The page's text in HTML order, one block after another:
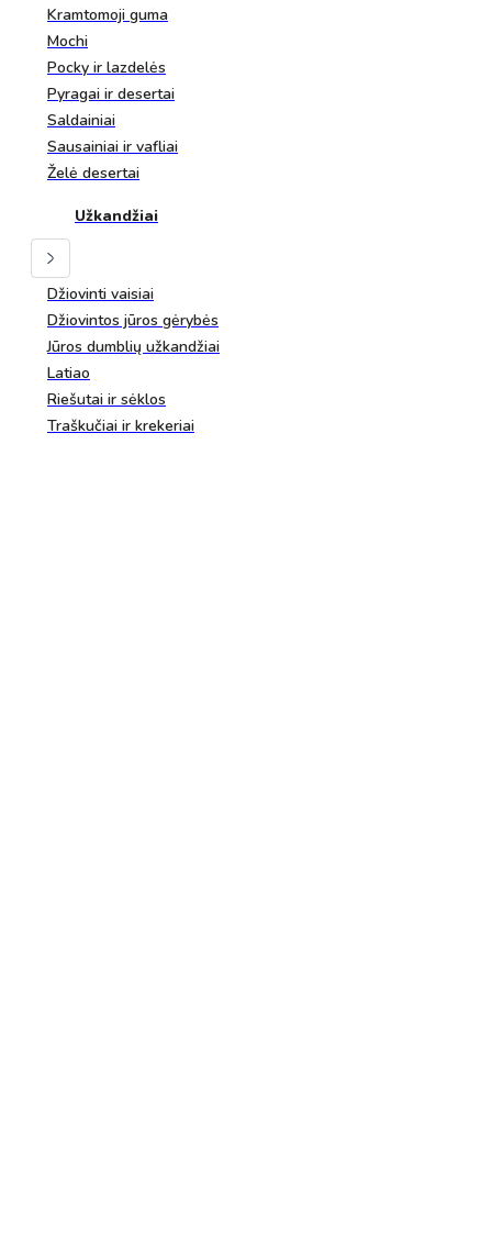
Kramtomoji guma
Mochi
Pocky ir lazdelės
Pyragai ir desertai
Saldainiai
Sausainiai ir vafliai
Želė desertai
Užkandžiai
Džiovinti vaisiai
Džiovintos jūros gėrybės
Jūros dumblių užkandžiai
Latiao
Riešutai ir sėklos
Traškučiai ir krekeriai